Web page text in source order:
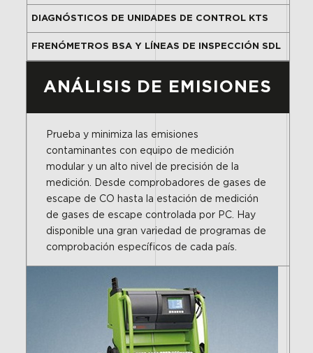
DIAGNÓSTICOS DE UNIDADES DE CONTROL KTS
FRENÓMETROS BSA Y LÍNEAS DE INSPECCIÓN SDL
ANÁLISIS DE EMISIONES
Prueba y minimiza las emisiones
contaminantes con equipo de medición
modular y un alto nivel de precisión de la
medición. Desde comprobadores de gases de
escape de CO hasta la estación de medición
de gases de escape controlada por PC. Hay
disponible una gran variedad de programas de
comprobación específicos de cada país.